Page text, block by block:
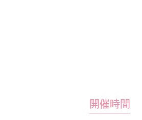
開催時間